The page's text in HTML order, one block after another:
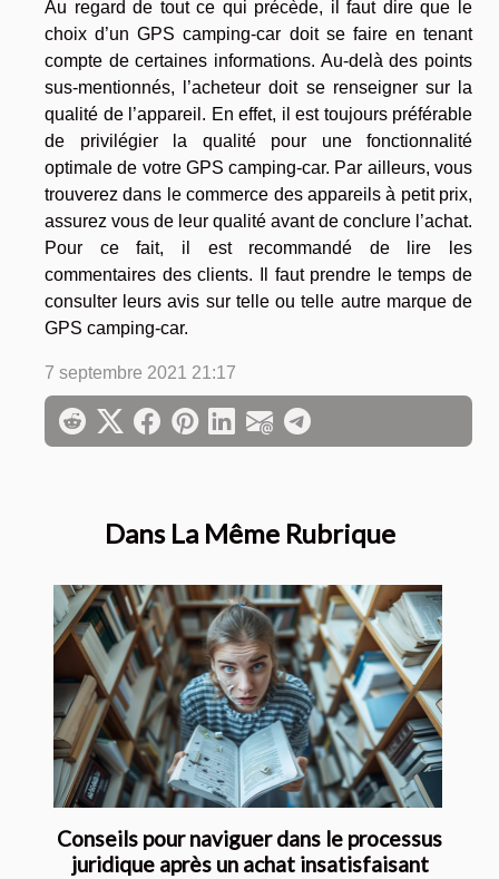
Dans La Même Rubrique
Conseils pour naviguer dans le processus
juridique après un achat insatisfaisant
Au regard de tout ce qui précède, il faut dire que le
choix d’un GPS camping-car doit se faire en tenant
compte de certaines informations. Au-delà des points
sus-mentionnés, l’acheteur doit se renseigner sur la
qualité de l’appareil. En effet, il est toujours préférable
de privilégier la qualité pour une fonctionnalité
optimale de votre GPS camping-car. Par ailleurs, vous
trouverez dans le commerce des appareils à petit prix,
assurez vous de leur qualité avant de conclure l’achat.
Pour ce fait, il est recommandé de lire les
commentaires des clients. Il faut prendre le temps de
consulter leurs avis sur telle ou telle autre marque de
GPS camping-car.
7 septembre 2021 21:17